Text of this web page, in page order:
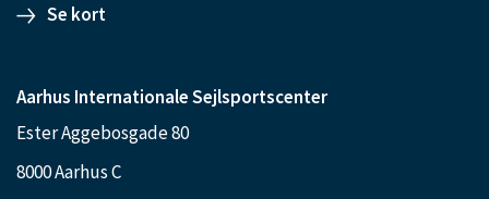
Se kort
Aarhus Internationale Sejlsportscenter
Ester Aggebosgade 80
8000 Aarhus C